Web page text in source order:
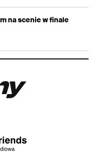
na scenie w finale